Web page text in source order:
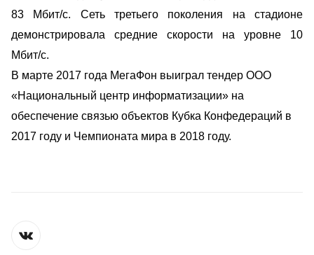
83 Мбит/с. Сеть третьего поколения на стадионе
демонстрировала средние скорости на уровне 10
Мбит/с.
В марте 2017 года МегаФон выиграл тендер ООО
«Национальный центр информатизации» на
обеспечение связью объектов Кубка Конфедераций в
2017 году и Чемпионата мира в 2018 году.